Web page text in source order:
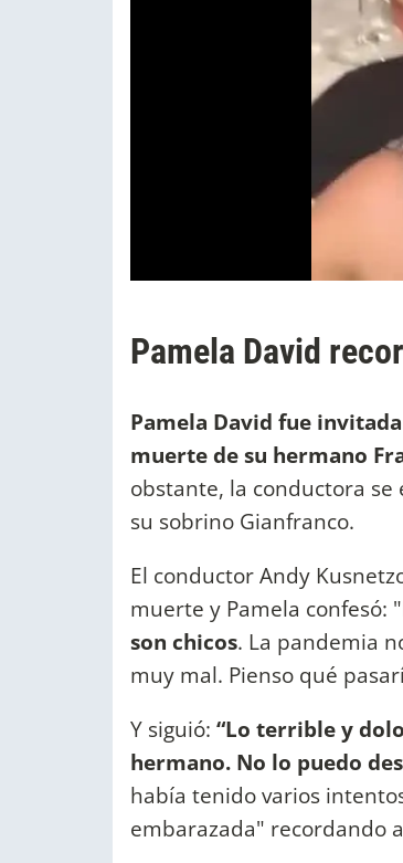
Pamela David
Pamela David fue
muerte de su hermano
obstante, la conductora
su sobrino Gianfranco.
El conductor Andy
muerte y Pamela confesó: "
son chicos. La pandemia
muy mal. Pienso qué
Y siguió: “Lo terrible y
hermano. No lo puedo
había tenido varios
embarazada" recordando